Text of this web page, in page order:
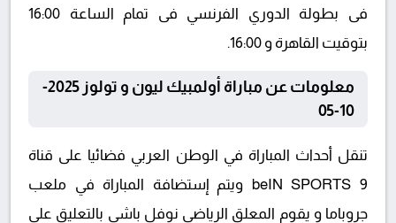
فى بطولة الدوري الفرنسي فى تمام الساعة 16:00
بتوقيت القاهرة و 16:00.
معلومات عن مباراة أولمبيك ليون و تولوز 2025-
10-05
تنقل أحداث المباراة في الوطن العربي فضائيا على قناة
beIN SPORTS 9 ويتم إستضافة المباراة في ملعب
جروباما و يقوم المعلق الرياضى نوفل باشي بالتعليق على